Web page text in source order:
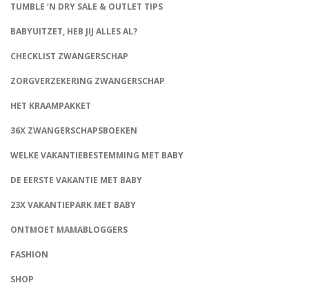
TUMBLE ‘N DRY SALE & OUTLET TIPS
BABYUITZET, HEB JIJ ALLES AL?
CHECKLIST ZWANGERSCHAP
ZORGVERZEKERING ZWANGERSCHAP
HET KRAAMPAKKET
36X ZWANGERSCHAPSBOEKEN
WELKE VAKANTIEBESTEMMING MET BABY
DE EERSTE VAKANTIE MET BABY
23X VAKANTIEPARK MET BABY
ONTMOET MAMABLOGGERS
FASHION
SHOP